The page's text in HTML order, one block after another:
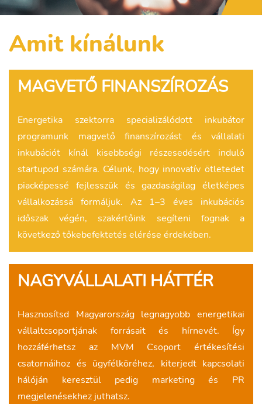
Amit kínálunk
MAGVETŐ FINANSZÍROZÁS
Energetika szektorra specializálódott inkubátor
programunk magvető finanszírozást és vállalati
inkubációt kínál kisebbségi részesedésért induló
startupod számára. Célunk, hogy innovatív ötletedet
piacképessé fejlesszük és gazdaságilag életképes
vállalkozássá formáljuk. Az 1–3 éves inkubációs
időszak végén, szakértőink segíteni fognak a
következő tőkebefektetés elérése érdekében.
NAGYVÁLLALATI HÁTTÉR
Hasznosítsd Magyarország legnagyobb energetikai
vállaltcsoportjának forrásait és hírnevét. Így
hozzáférhetsz az MVM Csoport értékesítési
csatornáihoz és ügyfélköréhez, kiterjedt kapcsolati
hálóján keresztül pedig marketing és PR
megjelenésekhez juthatsz.